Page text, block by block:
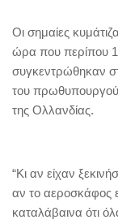
Οι σημαίες
ώρα που περίπου
συγκεντρώθηκαν
του πρωθυπουργού
της Ολλανδίας.
“Κι αν είχαν
αν το αεροσκάφος
καταλάβαινα ότι